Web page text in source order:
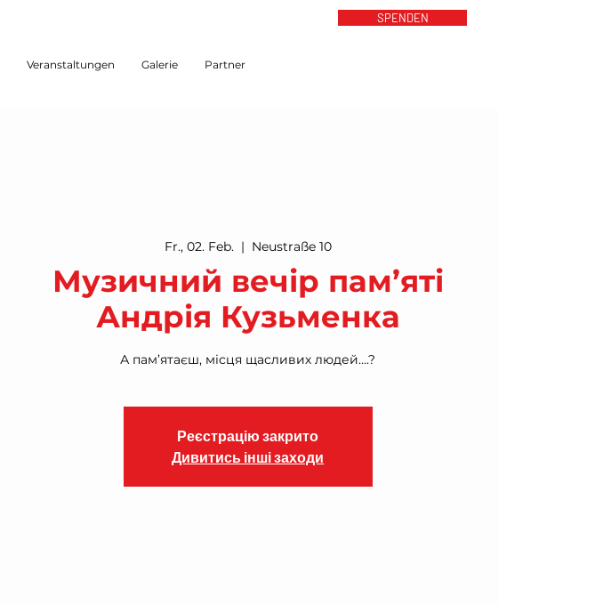
Veranstaltungen Galerie Partner
SPENDEN
Fr., 02. Feb.
  |
Neustraße 10
Музичний вечір пам’яті
Андрія Кузьменка
А пам’ятаєш, місця щасливих людей….?
Реєстрацію закрито
Дивитись інші заходи